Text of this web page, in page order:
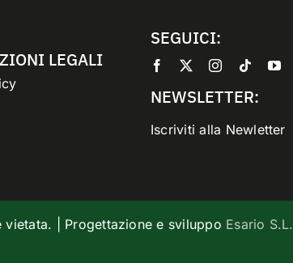
LEGALI
SEGUICI:
NEWSLETTER:
Iscriviti alla Newletter
| Progettazione e sviluppo Esario S.L.